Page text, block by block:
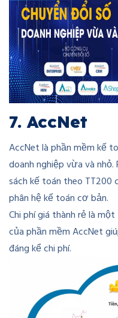
7. AccNet
AccNet là phần mềm kế
doanh nghiệp vừa và
sách kế toán theo TT200
phân hệ kế toán cơ bản.
Chi phí giá thành rẻ là
của phần mềm AccNet
đáng kể chi phí.